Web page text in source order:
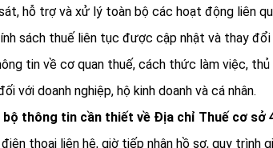
hỗ trợ và xử lý toàn bộ các hoạt động liên
sách thuế liên tục được cập nhật và thay đổi
tin về cơ quan thuế, cách thức làm việc,
với doanh nghiệp, hộ kinh doanh và cá nhân.
thông tin cần thiết về Địa chỉ Thuế cơ sở
thoại liên hệ, giờ tiếp nhận hồ sơ, quy trình